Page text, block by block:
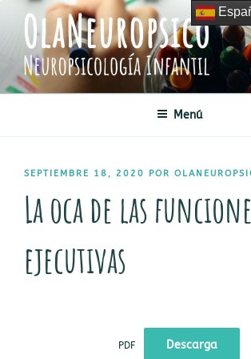
Saltar
contenido
OLANEUROPSICO
Neuropsicología Infantil
Menú
PUBLICADO
SEPTIEMBRE 18, 2020 POR
La oca de las
ejecutivas
PDF Descarga